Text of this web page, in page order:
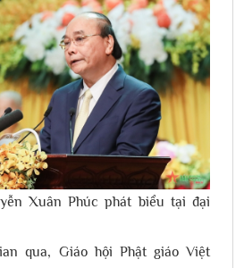
Xuân Phúc phát biểu tại đại
qua, Giáo hội Phật giáo Việt